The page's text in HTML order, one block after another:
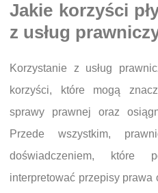
Jakie korzyści
z usług
Korzystanie z usług
korzyści, które mogą
sprawy prawnej oraz
Przede wszystkim,
doświadczeniem, które
interpretować przepisy